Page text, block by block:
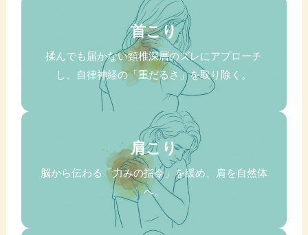
首こり
揉んでも届かない頸椎深層のズレにアプローチ
し、自律神経の「重だるさ」を取り除く。
肩こり
脳から伝わる「力みの指令」を緩め、肩を自然体
へ。